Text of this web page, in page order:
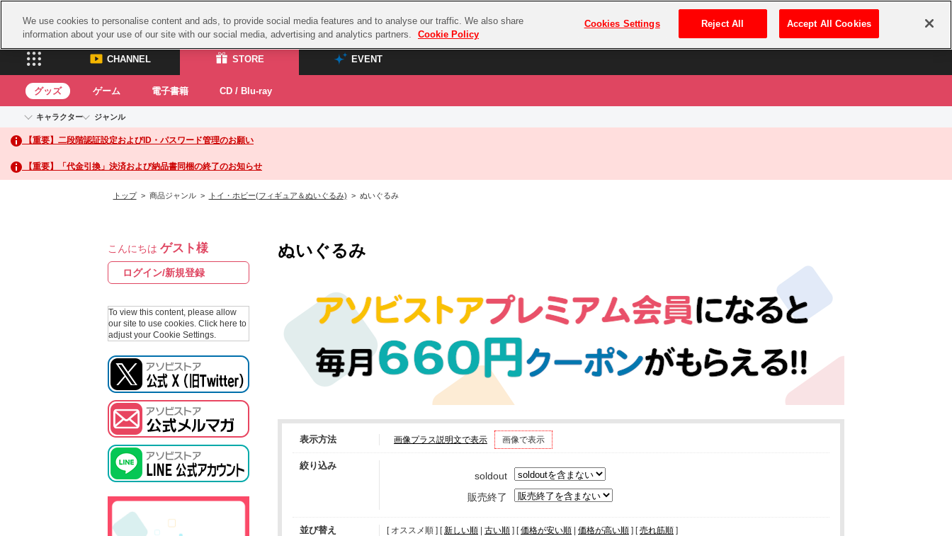
プレミアム会員とは ログイン・新規登録
CHANNEL STORE EVENT
CHANNEL
ASOBI CHANNEL TOP
STORE
ASOBI STORE TOP
グッズ
CD / Blu-ray
EVENT
ASOBI STAGE
グッズ ゲーム 電子書籍 CD / Blu-ray
キャラクター
アイドルマスターシリーズ
アイドルマスター
アイドルマスター シンデレラガールズ
アイドルマスター ミリオンライブ！
プロジェクトアイマス ヴイアライヴ
テイルズ オブ シリーズ
スサノオマジック
ドラゴンボール
ラブライブ！サンシャイン‼
ジャンル
イベントグッズ
トイ・ホビー
【重要】二段階認証設定およびID・パスワード管理のお願い
【重要】「代金引換」決済および納品書同梱の終了のお知らせ
トップ> 商品ジャンル > トイ・ホビー(フィギュア＆ぬいぐるみ) > ぬいぐるみ
こんにちは ゲスト様
ログイン/新規登録
To view this content, please allow
our site to use cookies. Click here to
adjust your Cookie Settings.
ぬいぐるみ
表示方法 画像プラス説明文で表示 画像で表示
絞り込み
soldout
販売終了
並び替え [ オススメ順 ] [新しい順 | 古い順 ] [価格が安い順 | 価格が高い順 ] [売れ筋順 ]
We use cookies to personalise content and ads, to provide social media features and to analyse our traffic. We also share
information about your use of our site with our social media, advertising and analytics partners.
Cookie Policy
Cookies Settings Reject All Accept All Cookies